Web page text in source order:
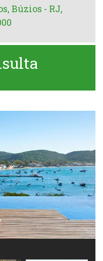
Búzios - RJ,